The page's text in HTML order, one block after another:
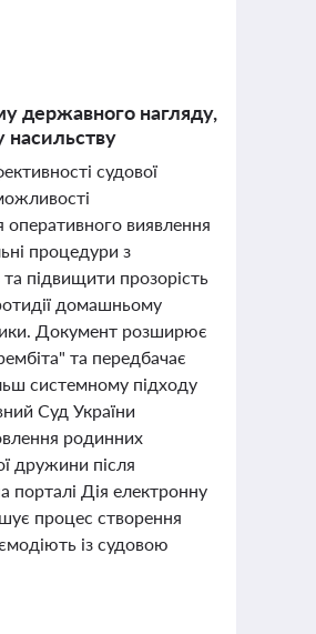
державного нагляду,
насильству
судової
оперативного виявлення
процедури з
підвищити прозорість
домашньому
Документ розширює
та передбачає
системному підходу
Суд України
родинних
дружини після
Дія електронну
процес створення
із судовою